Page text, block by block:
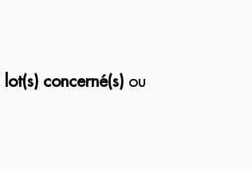
lot(s) concerné(s)ou